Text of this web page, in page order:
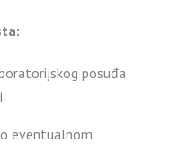
posuđa
eventualnom